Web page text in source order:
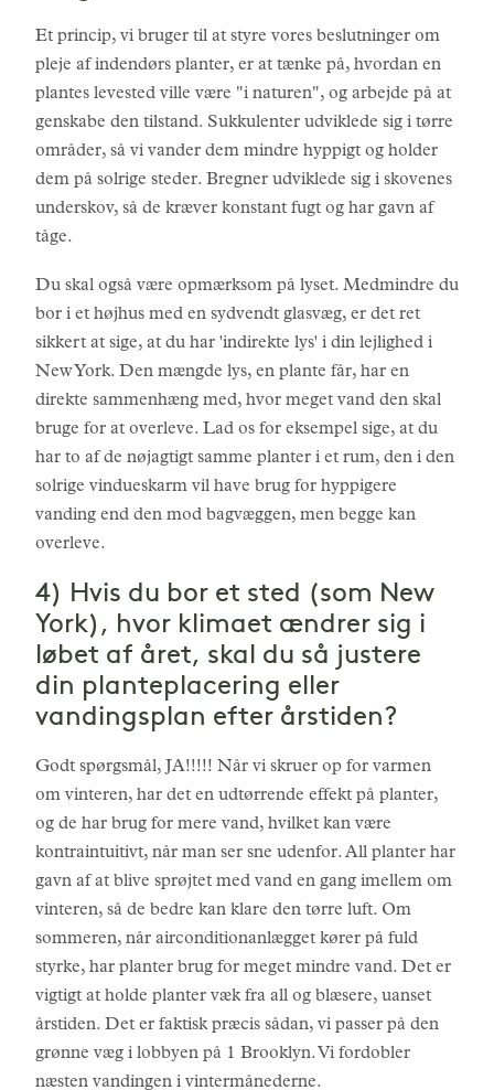
Et princip, vi bruger til at styre vores beslutninger om
pleje af indendørs planter, er at tænke på, hvordan en
plantes levested ville være "i naturen", og arbejde på at
genskabe den tilstand. Sukkulenter udviklede sig i tørre
områder, så vi vander dem mindre hyppigt og holder
dem på solrige steder. Bregner udviklede sig i skovenes
underskov, så de kræver konstant fugt og har gavn af
tåge.
Du skal også være opmærksom på lyset. Medmindre du
bor i et højhus med en sydvendt glasvæg, er det ret
sikkert at sige, at du har 'indirekte lys' i din lejlighed i
New York. Den mængde lys, en plante får, har en
direkte sammenhæng med, hvor meget vand den skal
bruge for at overleve. Lad os for eksempel sige, at du
har to af de nøjagtigt samme planter i et rum, den i den
solrige vindueskarm vil have brug for hyppigere
vanding end den mod bagvæggen, men begge kan
overleve.
4) Hvis du bor et sted (som New
York), hvor klimaet ændrer sig i
løbet af året, skal du så justere
din planteplacering eller
vandingsplan efter årstiden?
Godt spørgsmål, JA!!!!! Når vi skruer op for varmen
om vinteren, har det en udtørrende effekt på planter,
og de har brug for mere vand, hvilket kan være
kontraintuitivt, når man ser sne udenfor. All planter har
gavn af at blive sprøjtet med vand en gang imellem om
vinteren, så de bedre kan klare den tørre luft. Om
sommeren, når airconditionanlægget kører på fuld
styrke, har planter brug for meget mindre vand. Det er
vigtigt at holde planter væk fra all og blæsere, uanset
årstiden. Det er faktisk præcis sådan, vi passer på den
grønne væg i lobbyen på 1 Brooklyn. Vi fordobler
næsten vandingen i vintermånederne.